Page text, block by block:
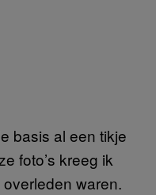
basis al een tikje
foto’s kreeg ik
waren.